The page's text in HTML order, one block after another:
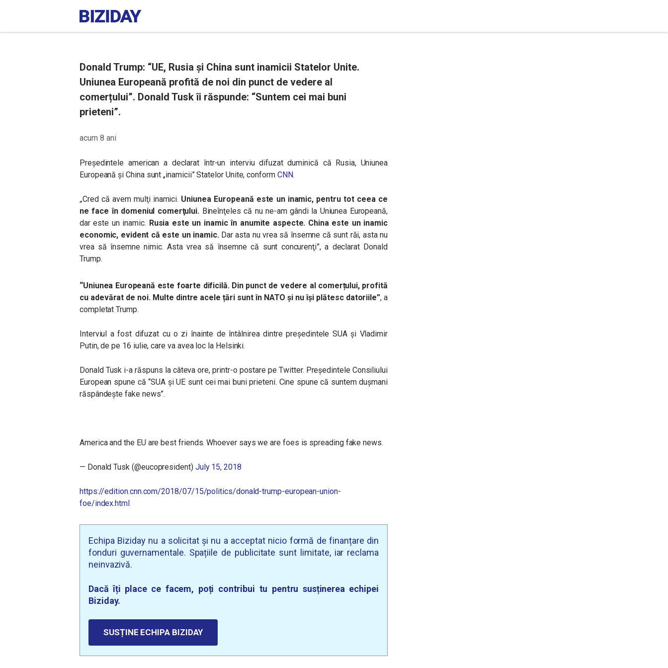
Donald Trump: “UE, Rusia și China sunt inamicii Statelor Unite.
Uniunea Europeană profită de noi din punct de vedere al
comerțului”. Donald Tusk îi răspunde: “Suntem cei mai buni
prieteni”.
acum 8 ani
Președintele american a declarat într-un interviu difuzat duminică că Rusia, Uniunea
Europeană și China sunt „inamicii” Statelor Unite, conform CNN.
„Cred că avem mulţi inamici. Uniunea Europeană este un inamic, pentru tot ceea ce
ne face în domeniul comerţului. Bineînţeles că nu ne-am gândi la Uniunea Europeană,
dar este un inamic. Rusia este un inamic în anumite aspecte. China este un inamic
economic, evident că este un inamic.Dar asta nu vrea să însemne că sunt răi, asta nu
vrea să însemne nimic. Asta vrea să însemne că sunt concurenţi”, a declarat Donald
Trump.
“Uniunea Europeană este foarte dificilă. Din punct de vedere al comerțului, profită
cu adevărat de noi. Multe dintre acele țări sunt în NATO și nu își plătesc datoriile”, a
completat Trump.
Interviul a fost difuzat cu o zi înainte de întâlnirea dintre președintele SUA și Vladimir
Putin, de pe 16 iulie, care va avea loc la Helsinki.
Donald Tusk i-a răspuns la câteva ore, printr-o postare pe Twitter. Președintele Consiliului
European spune că “SUA și UE sunt cei mai buni prieteni. Cine spune că suntem dușmani
răspândește fake news”.
America and the EU are best friends. Whoever says we are foes is spreading fake news.
— Donald Tusk (@eucopresident) July 15, 2018
https://edition.cnn.com/2018/07/15/politics/donald-trump-european-union-
foe/index.html
Echipa Biziday nu a solicitat și nu a acceptat nicio formă de finanțare din
fonduri guvernamentale. Spațiile de publicitate sunt limitate, iar reclama
neinvazivă.
Dacă îți place ce facem, poți contribui tu pentru susținerea echipei
Biziday.
SUSȚINE ECHIPA BIZIDAY